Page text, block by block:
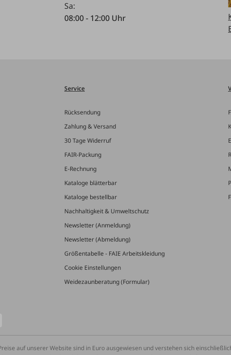
Sa:
08:00 - 12:00 Uhr
Service
Rücksendung
Zahlung & Versand
30 Tage Widerruf
FAIR-Packung
E-Rechnung
Kataloge blätterbar
Kataloge bestellbar
Nachhaltigkeit & Umweltschutz
Newsletter (Anmeldung)
Newsletter (Abmeldung)
Größentabelle - FAIE Arbeitskleidung
Cookie Einstellungen
Weidezaunberatung (Formular)
auf unserer Website sind in Euro ausgewiesen und verstehen sich